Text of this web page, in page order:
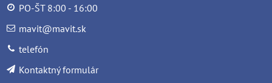
PO-ŠT 8:00 - 16:00
mavit@mavit.sk
telefón
Kontaktný formulár